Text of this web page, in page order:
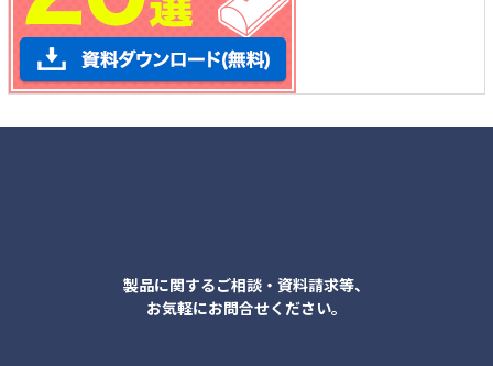
製品に関するご相談・資料請求等、
お気軽にお問合せください。